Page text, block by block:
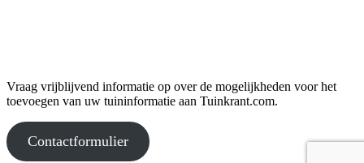
Vraag vrijblijvend informatie op over de mogelijkheden voor het
toevoegen van uw tuininformatie aan Tuinkrant.com.
Contactformulier